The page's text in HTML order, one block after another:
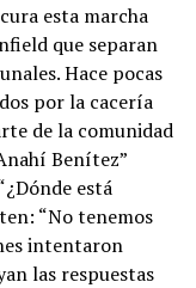
esta marcha
que separan
Hace pocas
por la cacería
de la comunidad
Benítez”
está
“No tenemos
intentaron
las respuestas